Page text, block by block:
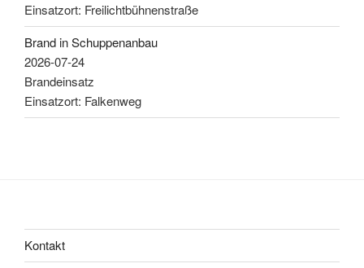
Einsatzort: Freilichtbühnenstraße
Brand in Schuppenanbau
2026-07-24
Brandeinsatz
Einsatzort: Falkenweg
Kontakt